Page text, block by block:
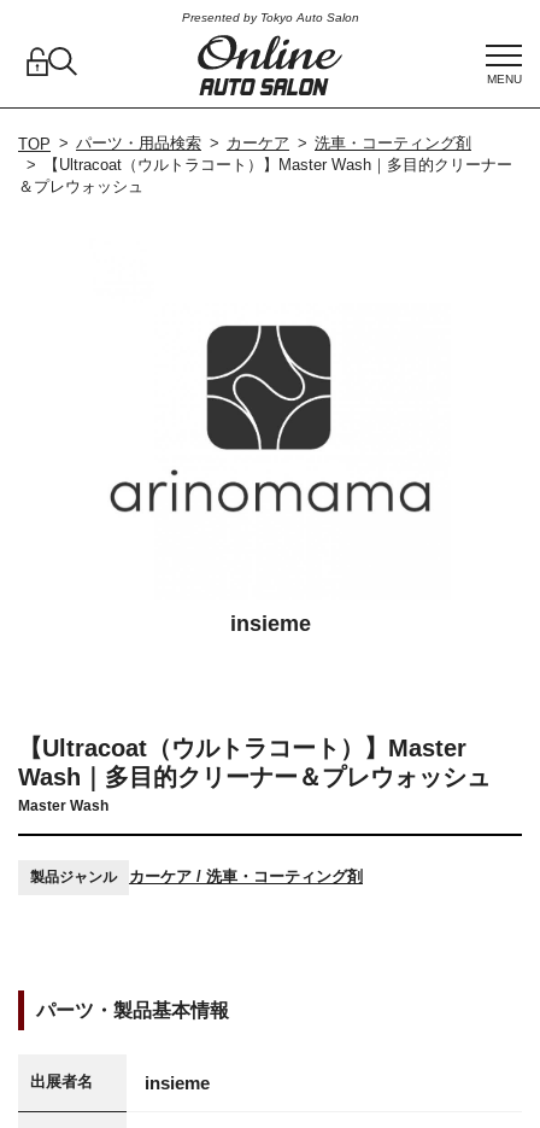
Presented by Tokyo Auto Salon
MENU
TOP パーツ・用品検索 カーケア
洗車・コーティング剤
【Ultracoat（ウルトラコート）】Master Wash｜多目的クリーナー
＆プレウォッシュ
【Ultracoat（ウルトラコート）】Master
Wash｜多目的クリーナー＆プレウォッシュ
Master Wash
製品ジャンル カーケア / 洗車・コーティング剤
パーツ・製品基本情報
出展者名 insieme
insieme